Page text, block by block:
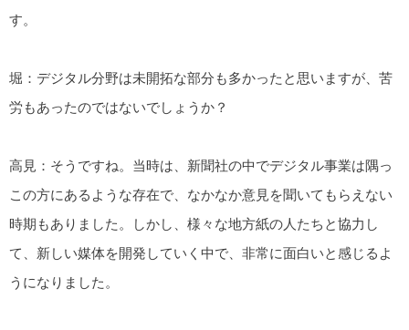
す。
堀：デジタル分野は未開拓な部分も多かったと思いますが、苦
労もあったのではないでしょうか？
高見：そうですね。当時は、新聞社の中でデジタル事業は隅っ
この方にあるような存在で、なかなか意見を聞いてもらえない
時期もありました。しかし、様々な地方紙の人たちと協力し
て、新しい媒体を開発していく中で、非常に面白いと感じるよ
うになりました。